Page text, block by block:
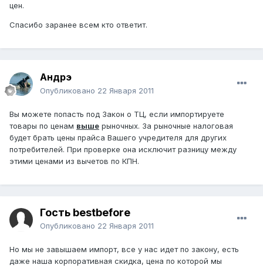
цен.
Спасибо заранее всем кто ответит.
Андрэ
Опубликовано 22 Января 2011
Вы можете попасть под Закон о ТЦ, если импортируете
товары по ценам выше рыночных. За рыночные налоговая
будет брать цены прайса Вашего учредителя для других
потребителей. При проверке она исключит разницу между
этими ценами из вычетов по КПН.
Гость bestbefore
Опубликовано 22 Января 2011
Но мы не завышаем импорт, все у нас идет по закону, есть
даже наша корпоративная скидка, цена по которой мы